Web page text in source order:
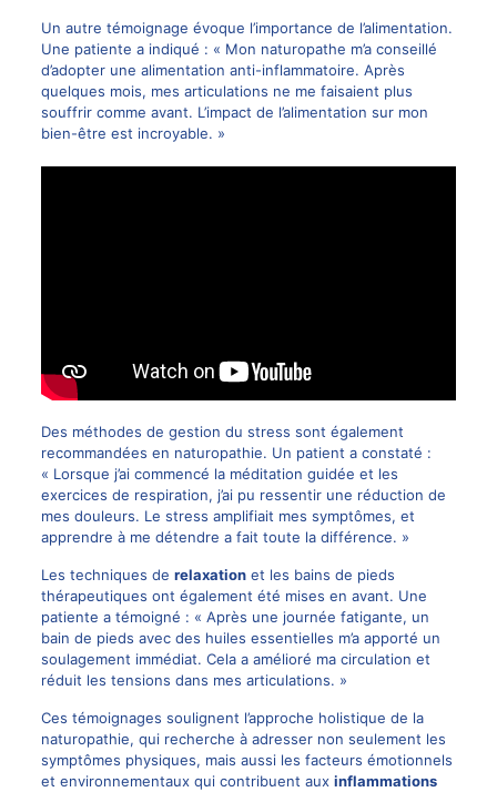
Un autre témoignage évoque l’importance de l’alimentation.
Une patiente a indiqué : « Mon naturopathe m’a conseillé
d’adopter une alimentation anti-inflammatoire. Après
quelques mois, mes articulations ne me faisaient plus
souffrir comme avant. L’impact de l’alimentation sur mon
bien-être est incroyable. »
Des méthodes de gestion du stress sont également
recommandées en naturopathie. Un patient a constaté :
« Lorsque j’ai commencé la méditation guidée et les
exercices de respiration, j’ai pu ressentir une réduction de
mes douleurs. Le stress amplifiait mes symptômes, et
apprendre à me détendre a fait toute la différence. »
Les techniques de relaxationet les bains de pieds
thérapeutiques ont également été mises en avant. Une
patiente a témoigné : « Après une journée fatigante, un
bain de pieds avec des huiles essentielles m’a apporté un
soulagement immédiat. Cela a amélioré ma circulation et
réduit les tensions dans mes articulations. »
Ces témoignages soulignent l’approche holistique de la
naturopathie, qui recherche à adresser non seulement les
symptômes physiques, mais aussi les facteurs émotionnels
et environnementaux qui contribuent aux inflammations